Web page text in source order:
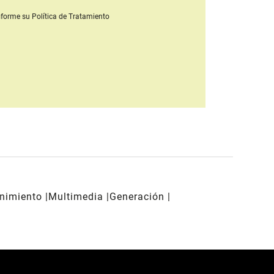
su Política de Tratamiento
Multimedia
Generación